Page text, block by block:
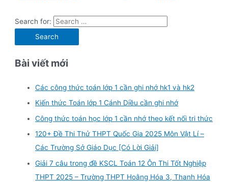
Search for:
Bài viết mới
Các công thức toán lớp 1 cần ghi nhớ hk1 và hk2
Kiến thức Toán lớp 1 Cánh Diều cần ghi nhớ
Công thức toán học lớp 1 cần nhớ theo kết nối tri thức
120+ Đề Thi Thử THPT Quốc Gia 2025 Môn Vật Lí –
Các Trường Sở Giáo Dục [Có Lời Giải]
Giải 7 câu trong đề KSCL Toán 12 Ôn Thi Tốt Nghiệp
THPT 2025 – Trường THPT Hoằng Hóa 3, Thanh Hóa